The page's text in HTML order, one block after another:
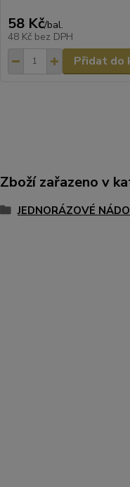
58 Kč/bal.
48 Kč bez DPH
Přidat do
Zboží zařazeno v
JEDNORÁZOVÉ